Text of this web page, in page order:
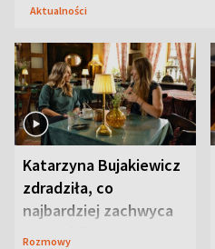
Aktualności
Katarzyna Bujakiewicz
zdradziła, co
najbardziej zachwyca
ją w Lublinie
Rozmowy